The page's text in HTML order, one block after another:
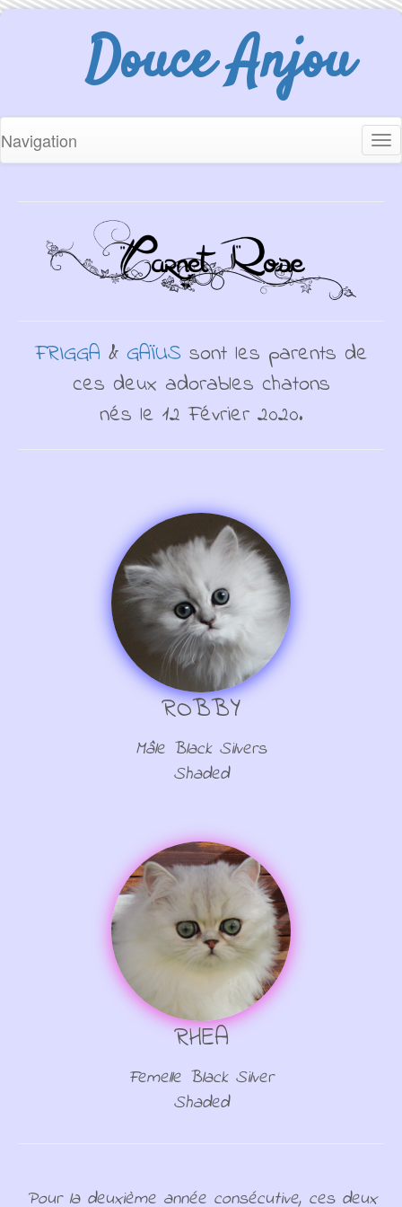
Douce Anjou
Navigation
FRIGGA & GAÏUS sont les parents de
ces deux adorables chatons
nés le 12 Février 2020.
ROBBY
Mâle Black Silvers
Shaded
RHEA
Femelle Black Silver
Shaded
Pour la deuxième année consécutive, ces deux